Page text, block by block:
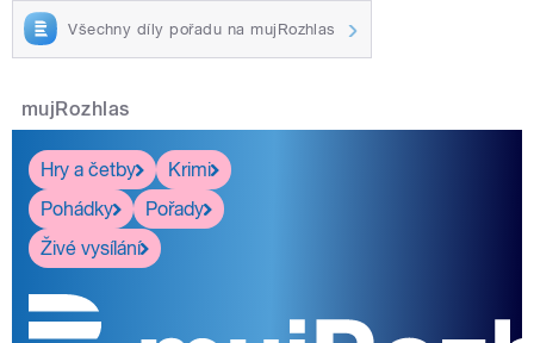
Všechny díly pořadu na mujRozhlas
mujRozhlas
Hry a četby
Krimi
Pohádky
Pořady
Živé vysílání